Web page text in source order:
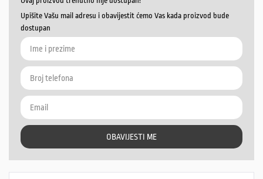
Upišite Vašu mail adresu i obavijestit ćemo Vas kada proizvod bude
dostupan
OBAVIJESTI ME